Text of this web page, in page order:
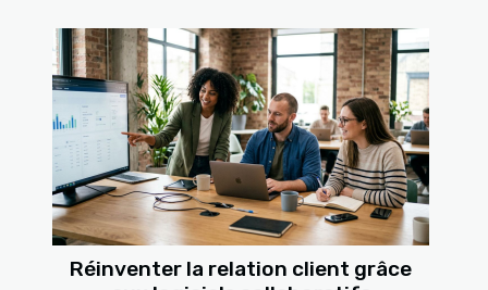
Réinventer la relation client grâce